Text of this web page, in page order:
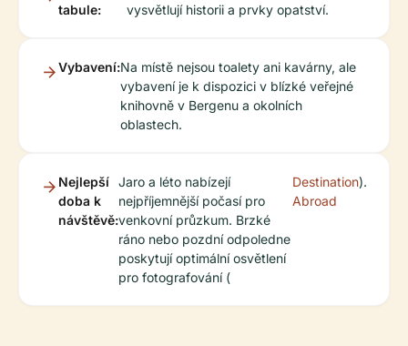
tabule: vysvětlují historii a prvky opatství.
Vybavení:Na místě nejsou toalety ani kavárny, ale
vybavení je k dispozici v blízké veřejné
knihovně v Bergenu a okolních
oblastech.
Nejlepší
doba k
návštěvě:
Jaro a léto nabízejí
nejpříjemnější počasí pro
venkovní průzkum. Brzké
ráno nebo pozdní odpoledne
poskytují optimální osvětlení
pro fotografování (
Destination
Abroad
).